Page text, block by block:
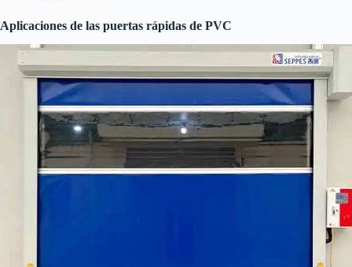
Aplicaciones de las puertas rápidas de PVC